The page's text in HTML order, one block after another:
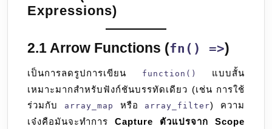
Expressions)
2.1 Arrow Functions (fn() =>)
เป็นการลดรูปการเขียน function()
แบบสั้น
เหมาะมากสำหรับฟังก์ชันบรรทัดเดียว (เช่น การใช้
ร่วมกับ
array_map หรือ array_filter) ความ
เจ๋งคือมันจะทำการ Capture ตัวแปรจาก Scope